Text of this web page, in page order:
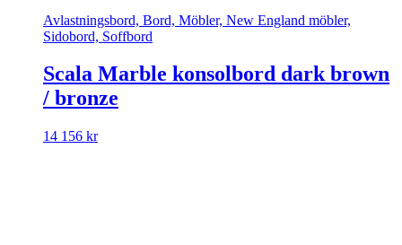
Avlastningsbord, Bord, Möbler, New England möbler,
Sidobord, Soffbord
Scala Marble konsolbord dark brown
/ bronze
14 156 kr